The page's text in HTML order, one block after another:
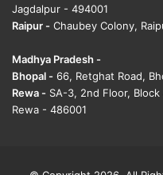
Jagdalpur - 494001
Raipur - Chaubey Colony,
Madhya Pradesh -
Bhopal - 66, Retghat Road,
Rewa - SA-3, 2nd Floor,
Rewa - 486001